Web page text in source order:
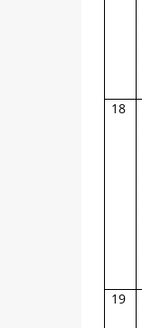
18
19